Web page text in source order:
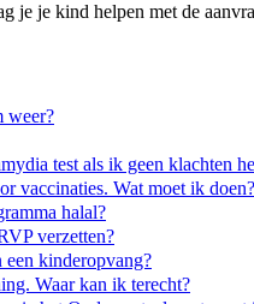
je kind helpen met de
weer?
test als ik geen klachten
vaccinaties. Wat moet ik doen?
halal?
verzetten?
kinderopvang?
Waar kan ik terecht?